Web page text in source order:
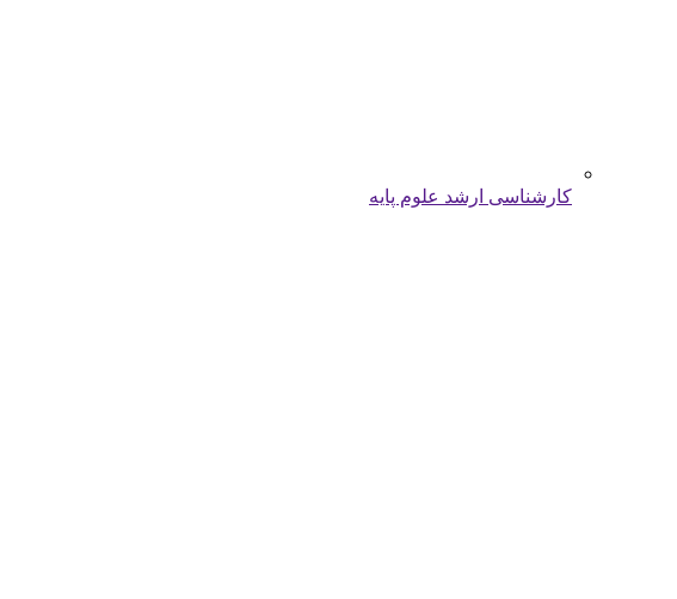
کارشناسی ارشد علوم پایه